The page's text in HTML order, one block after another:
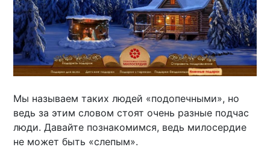
Мы называем таких людей «подопечными», но
ведь за этим словом стоят очень разные подчас
люди. Давайте познакомимся, ведь милосердие
не может быть «слепым».